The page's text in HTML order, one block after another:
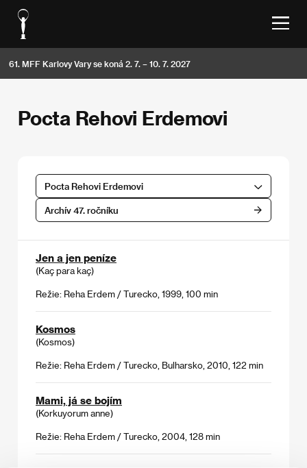
61. MFF Karlovy Vary se koná 2. 7. – 10. 7. 2027
Pocta Rehovi Erdemovi
Pocta Rehovi Erdemovi
Archív 47. ročníku
Jen a jen peníze
(Kaç para kaç)
Režie: Reha Erdem / Turecko, 1999, 100 min
Kosmos
(Kosmos)
Režie: Reha Erdem / Turecko, Bulharsko, 2010, 122 min
Mami, já se bojím
(Korkuyorum anne)
Režie: Reha Erdem / Turecko, 2004, 128 min